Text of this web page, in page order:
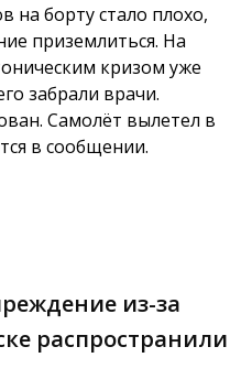
на борту стало плохо,
приземлиться. На
кризом уже
забрали врачи.
Самолёт вылетел в
в сообщении.
из-за
распространили